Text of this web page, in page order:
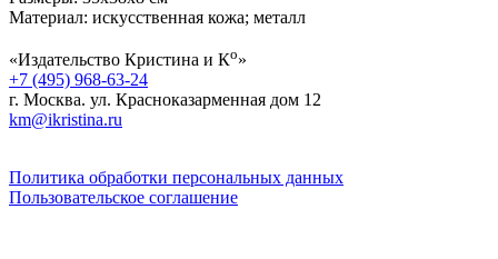
Материал: искусственная кожа; металл
«Издательство Кристина и Ко»
+7 (495) 968-63-24
г. Москва. ул. Красноказарменная дом 12
km@ikristina.ru
Политика обработки персональных данных
Пользовательское соглашение